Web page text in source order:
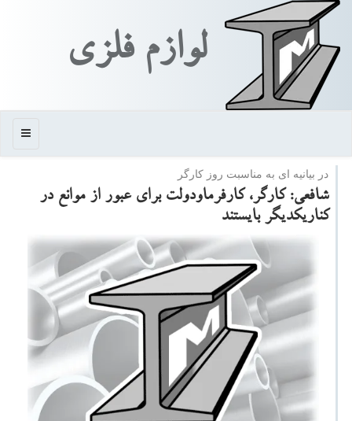
لوازم فلزی
منو
در بیانیه ای به مناسبت روز كارگر
شافعی: كارگر، كارفرماودولت برای عبور از موانع در
كناریكدیگر بایستند